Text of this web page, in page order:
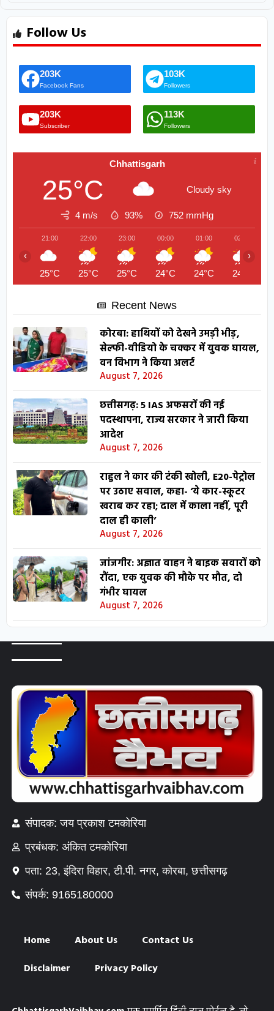
Follow Us
203K
Facebook Fans
103K
Followers
203K
Subscriber
113K
Followers
Chhattisgarh
25°C Cloudy sky
4 m/s 93% 752 mmHg
21:00
25°C
22:00
25°C
23:00
25°C
00:00
24°C
01:00
24°C
02:00
24°C
‹ ›
Recent News
कोरबा: हाथियों को देखने उमड़ी भीड़,
सेल्फी-वीडियो के चक्कर में युवक घायल,
वन विभाग ने किया अलर्ट
August 7, 2026
छत्तीसगढ़: 5 IAS अफसरों की नई
पदस्थापना, राज्य सरकार ने जारी किया
आदेश
August 7, 2026
राहुल ने कार की टंकी खोली, E20-पेट्रोल
पर उठाए सवाल, कहा- ‘ये कार-स्कूटर
खराब कर रहा; दाल में काला नहीं, पूरी
दाल ही काली’
August 7, 2026
जांजगीर: अज्ञात वाहन ने बाइक सवारों को
रौंदा, एक युवक की मौके पर मौत, दो
गंभीर घायल
August 7, 2026
संपादक: जय प्रकाश टमकोरिया
प्रबंधक: अंकित टमकोरिया
पता: 23, इंदिरा विहार, टी.पी. नगर, कोरबा, छत्तीसगढ़
संपर्क: 9165180000
Home About Us
Contact Us
Disclaimer
Privacy Policy